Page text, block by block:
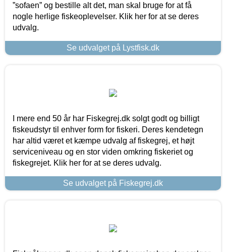
”sofaen” og bestille alt det, man skal bruge for at få
nogle herlige fiskeoplevelser. Klik her for at se deres
udvalg.
Se udvalget på Lystfisk.dk
I mere end 50 år har Fiskegrej.dk solgt godt og billigt
fiskeudstyr til enhver form for fiskeri. Deres kendetegn
har altid været et kæmpe udvalg af fiskegrej, et højt
serviceniveau og en stor viden omkring fiskeriet og
fiskegrejet. Klik her for at se deres udvalg.
Se udvalget på Fiskegrej.dk